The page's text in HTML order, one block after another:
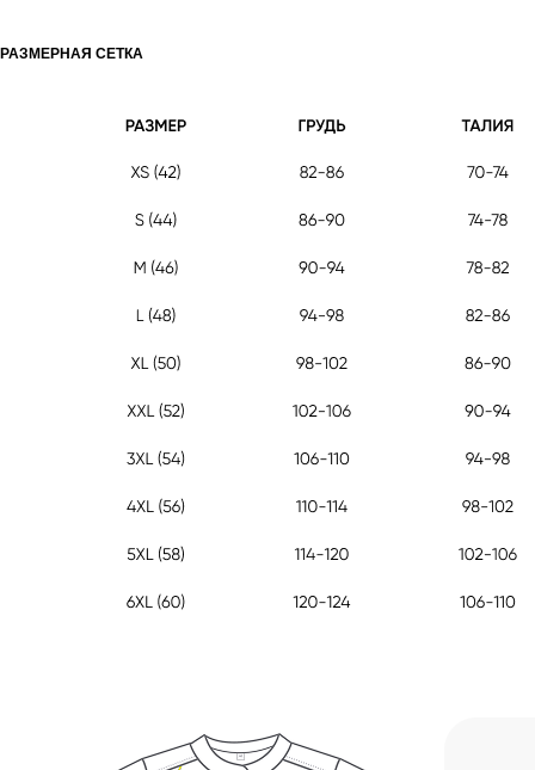
РАЗМЕРНАЯ СЕТКА